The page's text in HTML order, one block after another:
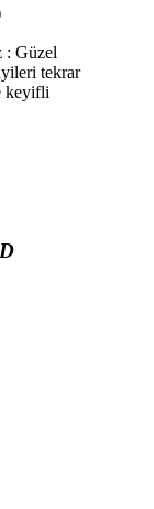
: Güzel
tekrar
keyifli